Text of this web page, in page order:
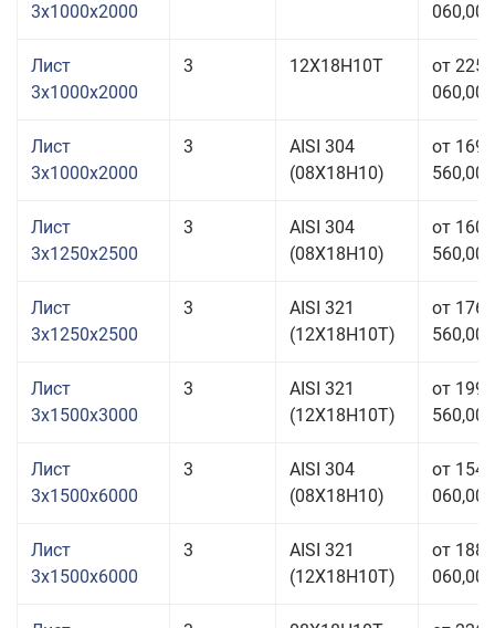
3x1000x2000
060,00
Лист
3x1000x2000
3 12Х18Н10Т
от 225
060,00
Лист
3x1000x2000
3
AISI 304
(08Х18Н10)
от 169
560,00
Лист
3x1250x2500
3
AISI 304
(08Х18Н10)
от 160
560,00
Лист
3x1250x2500
3
AISI 321
(12Х18Н10Т)
от 176
560,00
Лист
3x1500x3000
3
AISI 321
(12Х18Н10Т)
от 199
560,00
Лист
3x1500x6000
3
AISI 304
(08Х18Н10)
от 154
060,00
Лист
3x1500x6000
3
AISI 321
(12Х18Н10Т)
от 188
060,00